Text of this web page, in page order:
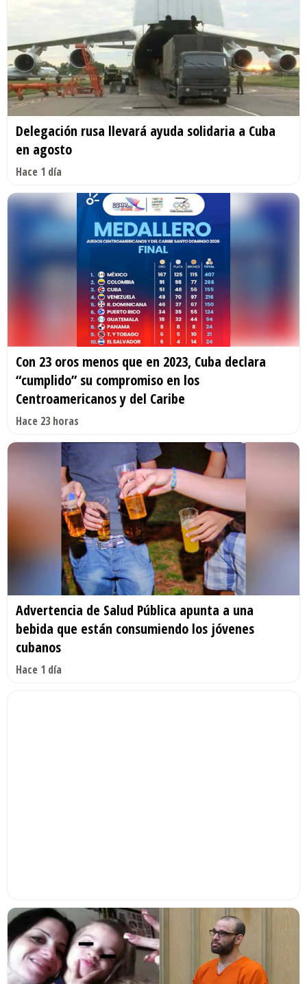
Delegación rusa llevará ayuda solidaria a Cuba
en agosto
Hace 1 día
Con 23 oros menos que en 2023, Cuba declara
“cumplido” su compromiso en los
Centroamericanos y del Caribe
Hace 23 horas
Advertencia de Salud Pública apunta a una
bebida que están consumiendo los jóvenes
cubanos
Hace 1 día